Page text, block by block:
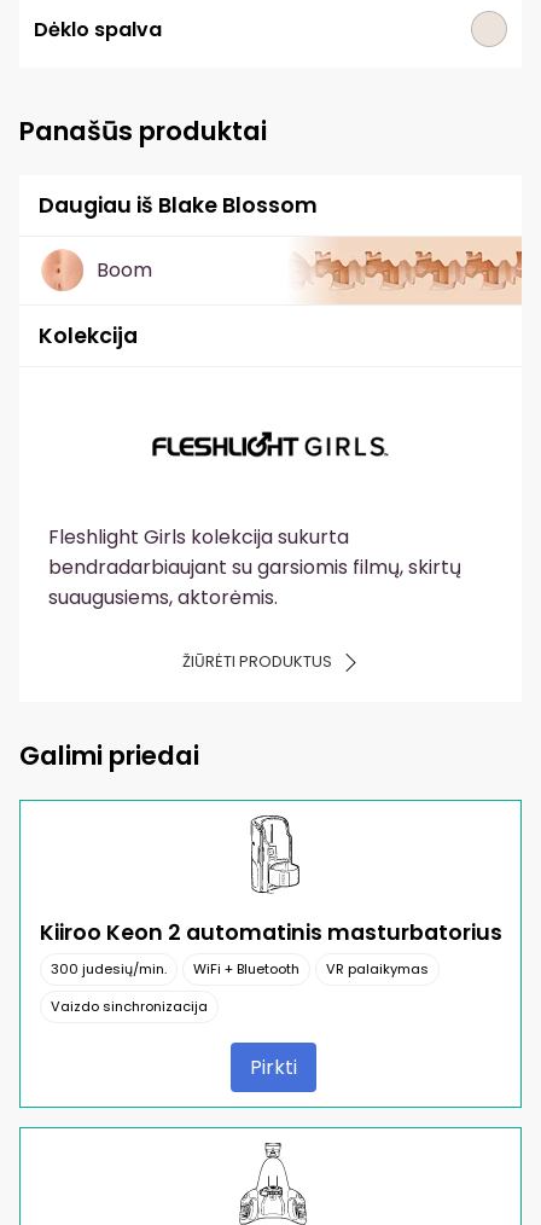
Dėklo spalva
Panašūs produktai
Daugiau iš Blake Blossom
Boom
Kolekcija
Fleshlight Girls kolekcija sukurta
bendradarbiaujant su garsiomis filmų, skirtų
suaugusiems, aktorėmis.
ŽIŪRĖTI PRODUKTUS
Galimi priedai
Kiiroo Keon 2 automatinis masturbatorius
300 judesių/min. WiFi + Bluetooth
VR palaikymas
Vaizdo sinchronizacija
Pirkti